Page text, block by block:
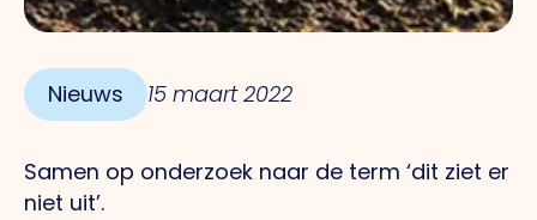
Nieuws 15 maart 2022
Samen op onderzoek naar de term ‘dit ziet er
niet uit’.